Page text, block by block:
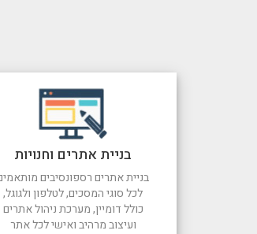
בניית אתרים וחנויות
בניית אתרים רספונסיבים
לכל סוגי המסכים, לטלפון ולגוגל,
כולל דומיין, מערכת ניהול אתרים
ועיצוב מרהיב ואישי לכל אתר